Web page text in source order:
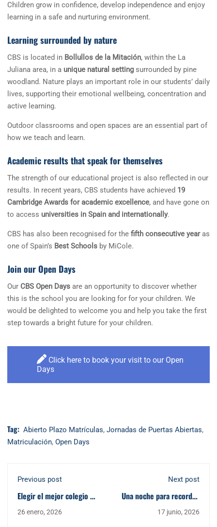
Children grow in confidence, develop independence and enjoy
learning in a safe and nurturing environment.
Learning surrounded by nature
CBS is located in Bollullos de la Mitación, within the La
Juliana area, in a unique natural setting surrounded by pine
woodland. Nature plays an important role in our students’ daily
lives, supporting their emotional wellbeing, concentration and
active learning.
Outdoor classrooms and open spaces are an essential part of
how we teach and learn.
Academic results that speak for themselves
The strength of our educational project is also reflected in our
results. In recent years, CBS students have achieved 19
Cambridge Awards for academic excellence, and have gone on
to access universities in Spain and internationally.
CBS has also been recognised for the fifth consecutive yearas
one of Spain’s Best Schools by MiCole.
Join our Open Days
Our CBS Open Days are an opportunity to discover whether
this is the school you are looking for for your children. We
would be delighted to welcome you and help you take the first
step towards a bright future for your children.
Click here to book your visit to our Open
Days
Tag: Abierto Plazo Matrículas, Jornadas de Puertas Abiertas,
Matriculación, Open Days
Previous post
Elegir el mejor colegio en
Sevilla para el curso
2026-2027: ¡Descubre
26 enero, 2026
Next post
Una noche para recordar.
La graduación de Sixth
Form del curso 2025-26
17 junio, 2026